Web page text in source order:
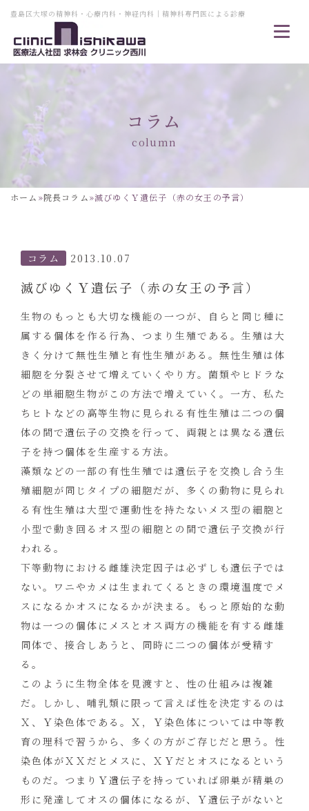
豊島区大塚の精神科・心療内科・神経内科｜精神科専門医による診療
コラム
column
ホーム »院長コラム»滅びゆくＹ遺伝子（赤の女王の予言）
コラム 2013.10.07
滅びゆくＹ遺伝子（赤の女王の予言）
生物のもっとも大切な機能の一つが、自らと同じ種に
属する個体を作る行為、つまり生殖である。生殖は大
きく分けて無性生殖と有性生殖がある。無性生殖は体
細胞を分裂させて増えていくやり方。菌類やヒドラな
どの単細胞生物がこの方法で増えていく。一方、私た
ちヒトなどの高等生物に見られる有性生殖は二つの個
体の間で遺伝子の交換を行って、両親とは異なる遺伝
子を持つ個体を生産する方法。
藻類などの一部の有性生殖では遺伝子を交換し合う生
殖細胞が同じタイプの細胞だが、多くの動物に見られ
る有性生殖は大型で運動性を持たないメス型の細胞と
小型で動き回るオス型の細胞との間で遺伝子交換が行
われる。
下等動物における雌雄決定因子は必ずしも遺伝子では
ない。ワニやカメは生まれてくるときの環境温度でメ
スになるかオスになるかが決まる。もっと原始的な動
物は一つの個体にメスとオス両方の機能を有する雌雄
同体で、接合しあうと、同時に二つの個体が受精す
る。
このように生物全体を見渡すと、性の仕組みは複雑
だ。しかし、哺乳類に限って言えば性を決定するのは
Ｘ、Ｙ染色体である。Ｘ，Ｙ染色体については中等教
育の理科で習うから、多くの方がご存じだと思う。性
染色体がＸＸだとメスに、ＸＹだとオスになるという
ものだ。つまりＹ遺伝子を持っていれば卵巣が精巣の
形に発達してオスの個体になるが、Ｙ遺伝子がないと